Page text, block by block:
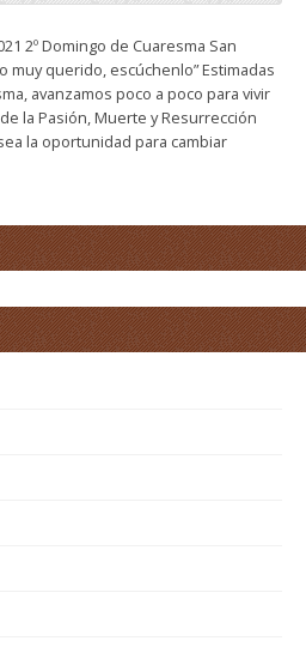
2º Domingo de Cuaresma San
muy querido, escúchenlo” Estimadas
avanzamos poco a poco para vivir
la Pasión, Muerte y Resurrección
la oportunidad para cambiar